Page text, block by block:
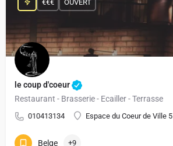
le coup d'coeur
Restaurant - Brasserie - Ecailler - Terrasse
010413134 Espace du Coeur de Ville 5
€€€ OUVERT
Belge +9